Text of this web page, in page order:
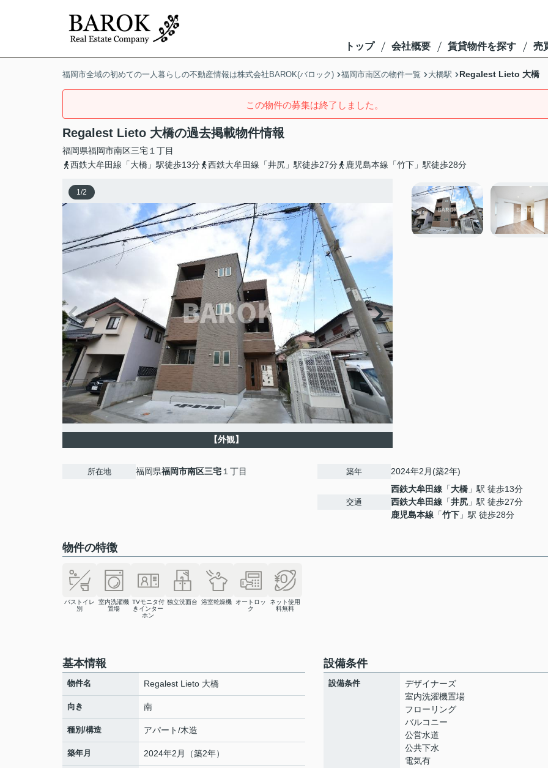
トップ 会社概要 賃貸物件を探す 売
福岡市全域の初めての一人暮らしの不動産情報は株式会社BAROK(バロック) 福岡市南区の物件一覧 大橋駅 Regalest Lieto 大橋
この物件の募集は終了しました。
Regalest Lieto 大橋の過去掲載物件情報
福岡県福岡市南区三宅 １丁目
西鉄大牟田線「大橋」駅徒歩13分
西鉄大牟田線「井尻」駅徒歩27分 鹿児島本線「竹下」駅徒歩28分
1/2
【外観】
所在地 福岡県福岡市南区三宅 １丁目 築年 2024年2月(築2年)
交通
西鉄大牟田線 「大橋 」駅 徒歩13分
西鉄大牟田線 「井尻 」駅 徒歩27分
鹿児島本線 「竹下 」駅 徒歩28分
物件の特徴
バストイレ
別
室内洗濯機
置場
TVモニタ付
きインター
ホン
独立洗面台 浴室乾燥機
オートロッ
ク
ネット使用
料無料
基本情報
物件名 Regalest Lieto 大橋
向き 南
種別/構造 アパート/木造
築年月 2024年2月（築2年）
設備条件
設備条件
デザイナーズ
室内洗濯機置場
フローリング
バルコニー
公営水道
公共下水
電気有